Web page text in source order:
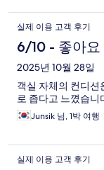
실제 이용 고객 후기
6/10 - 좋아요
2025년 10월 28일
객실 자체의 컨디션
로 좁다고 느꼈습니
Junsik 님, 1박 여행
실제 이용 고객 후기